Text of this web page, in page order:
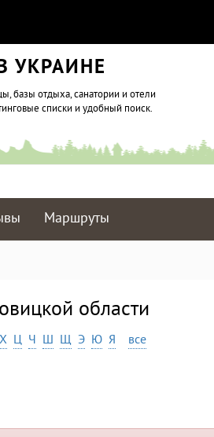
УКРАИНЕ
базы отдыха, санатории и отели
списки и удобный поиск.
Маршруты
области
Х Ц Ч Ш Щ Э Ю Я все